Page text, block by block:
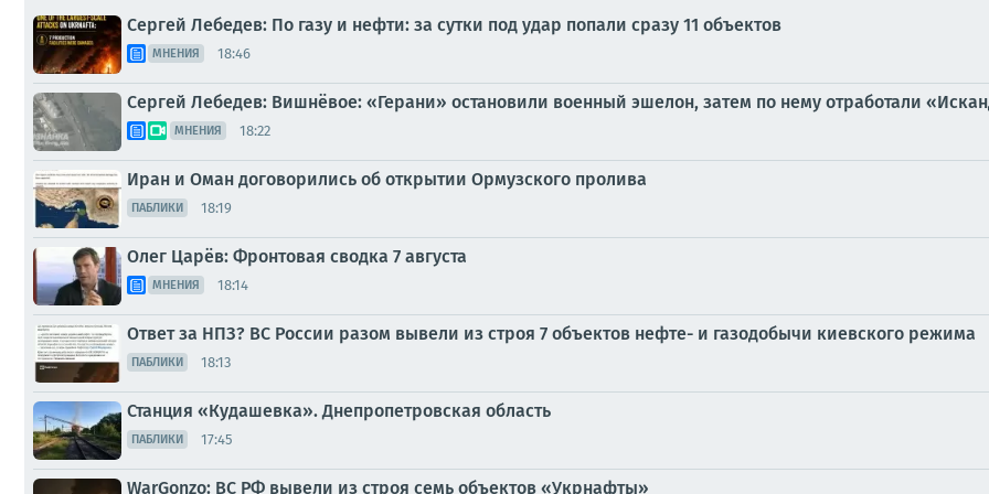
Сергей Лебедев: По газу и нефти: за сутки под удар попали сразу 11 объектов
МНЕНИЯ 18:46
Сергей Лебедев: Вишнёвое: «Герани» остановили военный эшелон, затем по нему отработали
МНЕНИЯ 18:22
Иран и Оман договорились об открытии Ормузского пролива
ПАБЛИКИ 18:19
Олег Царёв: Фронтовая сводка 7 августа
МНЕНИЯ 18:14
Ответ за НПЗ? ВС России разом вывели из строя 7 объектов нефте- и газодобычи киевского режима
ПАБЛИКИ 18:13
Станция «Кудашевка». Днепропетровская область
ПАБЛИКИ 17:45
WarGonzo: ВС РФ вывели из строя семь объектов «Укрнафты»